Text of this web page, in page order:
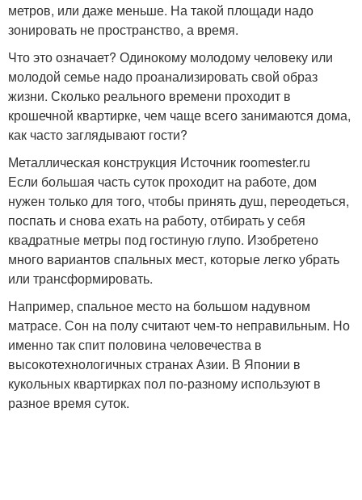
метров, или даже меньше. На такой площади надо
зонировать не пространство, а время.
Что это означает? Одинокому молодому человеку или
молодой семье надо проанализировать свой образ
жизни. Сколько реального времени проходит в
крошечной квартирке, чем чаще всего занимаются дома,
как часто заглядывают гости?
Металлическая конструкция Источник roomester.ru
Если большая часть суток проходит на работе, дом
нужен только для того, чтобы принять душ, переодеться,
поспать и снова ехать на работу, отбирать у себя
квадратные метры под гостиную глупо. Изобретено
много вариантов спальных мест, которые легко убрать
или трансформировать.
Например, спальное место на большом надувном
матрасе. Сон на полу считают чем-то неправильным. Но
именно так спит половина человечества в
высокотехнологичных странах Азии. В Японии в
кукольных квартирках пол по-разному используют в
разное время суток.